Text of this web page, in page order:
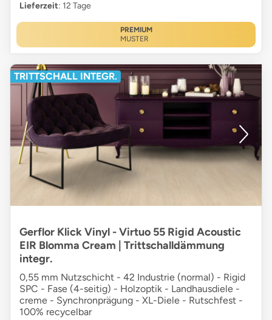
Lieferzeit: 12 Tage
PREMIUM
MUSTER
TRITTSCHALL INTEGR.
Gerflor Klick Vinyl - Virtuo 55 Rigid Acoustic
EIR Blomma Cream | Trittschalldämmung
integr.
0,55 mm Nutzschicht - 42 Industrie (normal) - Rigid
SPC - Fase (4-seitig) - Holzoptik - Landhausdiele -
creme - Synchronprägung - XL-Diele - Rutschfest -
100% recycelbar